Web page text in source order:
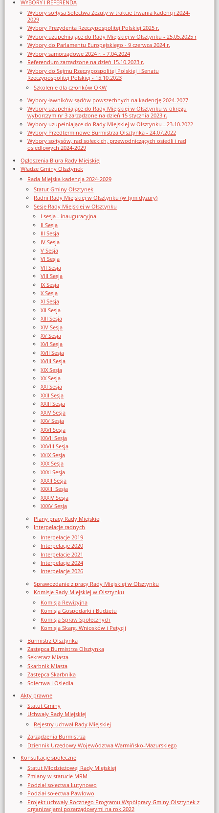
WYBORY I REFERENDA
Wybory sołtysa Sołectwa Zezuty w trakcie trwania kadencji 2024-
2029
Wybory Prezydenta Rzeczypospolitej Polskiej 2025 r.
Wybory uzupełniające do Rady Miejskiej w Olsztynku - 25.05.2025 r
Wybory do Parlamentu Europejskiego - 9 czerwca 2024 r.
Wybory samorządowe 2024 r. - 7.04.2024
Referendum zarządzone na dzień 15.10.2023 r.
Wybory do Sejmu Rzeczypospolitej Polskiej i Senatu
Rzeczypospolitej Polskiej - 15.10.2023
Szkolenie dla członków OKW
Wybory ławników sądów powszechnych na kadencję 2024-2027
Wybory uzupełniające do Rady Miejskiej w Olsztynku w okręgu
wyborczym nr 3 zarządzone na dzień 15 stycznia 2023 r.
Wybory uzupełniające do Rady Miejskiej w Olsztynku - 23.10.2022
Wybory Przedterminowe Burmistrza Olsztynka - 24.07.2022
Wybory sołtysów, rad sołeckich, przewodniczących osiedli i rad
osiedlowych 2024-2029
Ogłoszenia Biura Rady Miejskiej
Władze Gminy Olsztynek
Rada Miejska kadencja 2024-2029
Statut Gminy Olsztynek
Radni Rady Miejskiej w Olsztynku (w tym dyżury)
Sesje Rady Miejskiej w Olsztynku
I sesja - inauguracyjna
II Sesja
III Sesja
IV Sesja
V Sesja
VI Sesja
VII Sesja
VIII Sesja
IX Sesja
X Sesja
XI Sesja
XII Sesja
XIII Sesja
XIV Sesja
XV Sesja
XVI Sesja
XVII Sesja
XVIII Sesja
XIX Sesja
XX Sesja
XXI Sesja
XXII Sesja
XXIII Sesja
XXIV Sesja
XXV Sesja
XXVI Sesja
XXVII Sesja
XXVIII Sesja
XXIX Sesja
XXX Sesja
XXXI Sesja
XXXII Sesja
XXXIII Sesja
XXXIV Sesja
XXXV Sesja
Plany pracy Rady Miejskiej
Interpelacje radnych
Interpelacje 2019
Interpelacje 2020
Interpelacje 2021
Interpelacje 2024
Interpelacje 2026
Sprawozdanie z pracy Rady Miejskiej w Olsztynku
Komisje Rady Miejskiej w Olsztynku
Komisja Rewizyjna
Komisja Gospodarki i Budżetu
Komisja Spraw Społecznych
Komisja Skarg, Wniosków i Petycji
Burmistrz Olsztynka
Zastępca Burmistrza Olsztynka
Sekretarz Miasta
Skarbnik Miasta
Zastępca Skarbnika
Sołectwa i Osiedla
Akty prawne
Statut Gminy
Uchwały Rady Miejskiej
Rejestry uchwał Rady Miejskiej
Zarządzenia Burmistrza
Dziennik Urzędowy Województwa Warmińsko-Mazurskiego
Konsultacje społeczne
Statut Młodzieżowej Rady Miejskiej
Zmiany w statucie MRM
Podział sołectwa Łutynowo
Podział sołectwa Pawłowo
Projekt uchwały Rocznego Programu Współpracy Gminy Olsztynek z
organizacjami pozarządowymi na rok 2022